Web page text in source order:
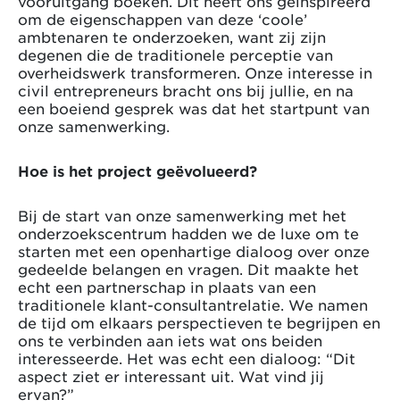
om de eigenschappen van deze ‘coole’
ambtenaren te onderzoeken, want zij zijn
degenen die de traditionele perceptie van
overheidswerk transformeren. Onze interesse in
civil entrepreneurs bracht ons bij jullie, en na
een boeiend gesprek was dat het startpunt van
onze samenwerking.
Hoe is het project geëvolueerd?
Bij de start van onze samenwerking met het
onderzoekscentrum hadden we de luxe om te
starten met een openhartige dialoog over onze
gedeelde belangen en vragen. Dit maakte het
echt een partnerschap in plaats van een
traditionele klant-consultantrelatie. We namen
de tijd om elkaars perspectieven te begrijpen en
ons te verbinden aan iets wat ons beiden
interesseerde. Het was echt een dialoog: “Dit
aspect ziet er interessant uit. Wat vind jij
ervan?”